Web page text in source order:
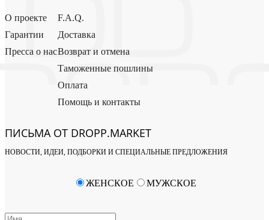
О проекте
Гарантии
Пресса о нас
F.A.Q.
Доставка
Возврат и отмена
Таможенные пошлины
Оплата
Помощь и контакты
ПИСЬМА ОТ DROPP.MARKET
НОВОСТИ, ИДЕИ, ПОДБОРКИ И СПЕЦИАЛЬНЫЕ ПРЕДЛОЖЕНИЯ
ЖЕНСКОЕ МУЖСКОЕ